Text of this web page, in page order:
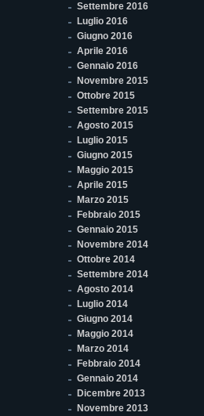
Settembre 2016
Luglio 2016
Giugno 2016
Aprile 2016
Gennaio 2016
Novembre 2015
Ottobre 2015
Settembre 2015
Agosto 2015
Luglio 2015
Giugno 2015
Maggio 2015
Aprile 2015
Marzo 2015
Febbraio 2015
Gennaio 2015
Novembre 2014
Ottobre 2014
Settembre 2014
Agosto 2014
Luglio 2014
Giugno 2014
Maggio 2014
Marzo 2014
Febbraio 2014
Gennaio 2014
Dicembre 2013
Novembre 2013